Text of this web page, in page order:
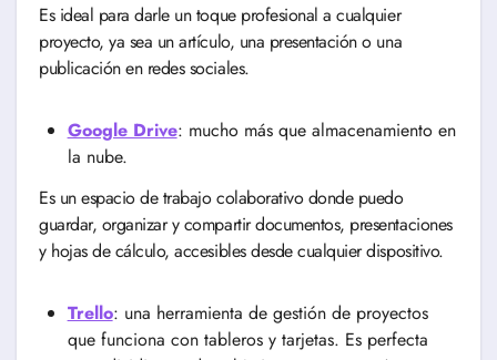
Es ideal para darle un toque profesional a cualquier
proyecto, ya sea un artículo, una presentación o una
publicación en redes sociales.
Google Drive: mucho más que almacenamiento en
la nube.
Es un espacio de trabajo colaborativo donde puedo
guardar, organizar y compartir documentos, presentaciones
y hojas de cálculo, accesibles desde cualquier dispositivo.
Trello: una herramienta de gestión de proyectos
que funciona con tableros y tarjetas. Es perfecta